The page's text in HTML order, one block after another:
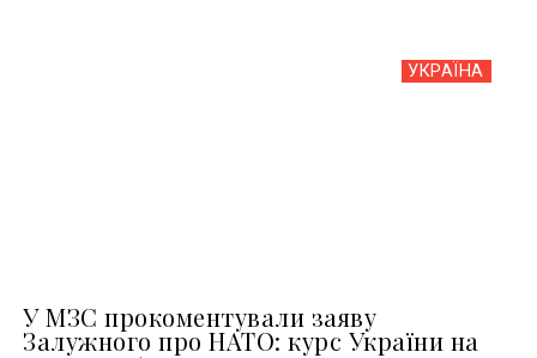
УКРАЇНА
У МЗС прокоментували заяву
Залужного про НАТО: курс України на